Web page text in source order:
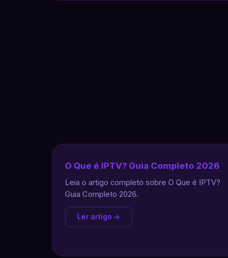
O Que é IPTV? Guia Completo 2026
Leia o artigo completo sobre O Que é IPTV?
Guia Completo 2026.
Ler artigo →